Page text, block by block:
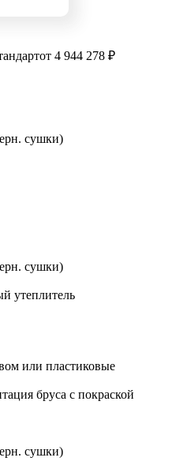
от 4 944 278 ₽
сушки)
сушки)
утеплитель
или пластиковые
бруса с покраской
сушки)